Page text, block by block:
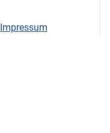
Impressum